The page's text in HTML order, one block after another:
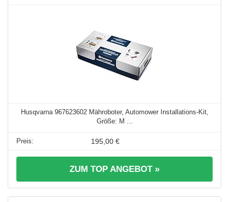
Husqvarna 967623602 Mähroboter, Automower Installations-Kit,
Größe: M ...
195,00 €
ZUM TOP ANGEBOT »